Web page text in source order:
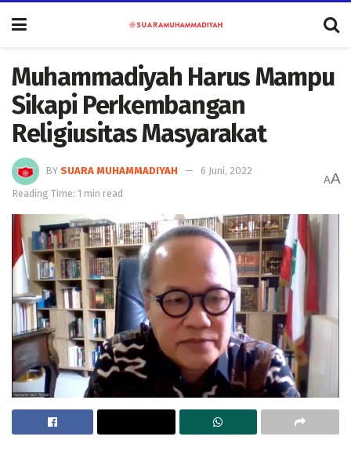
Muhammadiyah Harus Mampu
Sikapi Perkembangan
Religiusitas Masyarakat
BY SUARA MUHAMMADIYAH
6 Juni, 2022
Reading Time: 1 min read
AA